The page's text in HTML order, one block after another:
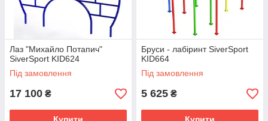
Лаз "Михайло Потапич"
SiverSport KID624
Під замовлення
17 100 ₴
Бруси - лабіринт SiverSport
KID664
Під замовлення
5 625 ₴